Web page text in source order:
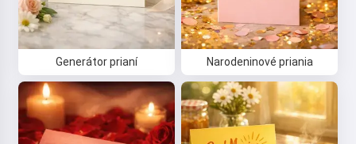
Generátor prianí Narodeninové priania